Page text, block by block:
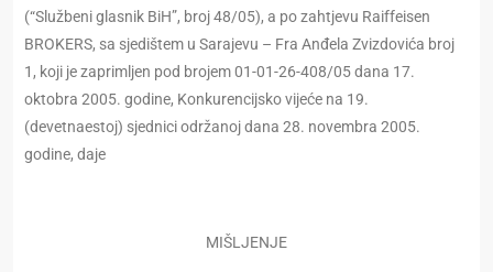
(“Službeni glasnik BiH”, broj 48/05), a po zahtjevu Raiffeisen
BROKERS, sa sjedištem u Sarajevu – Fra Anđela Zvizdovića broj
1, koji je zaprimljen pod brojem 01-01-26-408/05 dana 17.
oktobra 2005. godine, Konkurencijsko vijeće na 19.
(devetnaestoj) sjednici održanoj dana 28. novembra 2005.
godine, daje
MIŠLJENJE